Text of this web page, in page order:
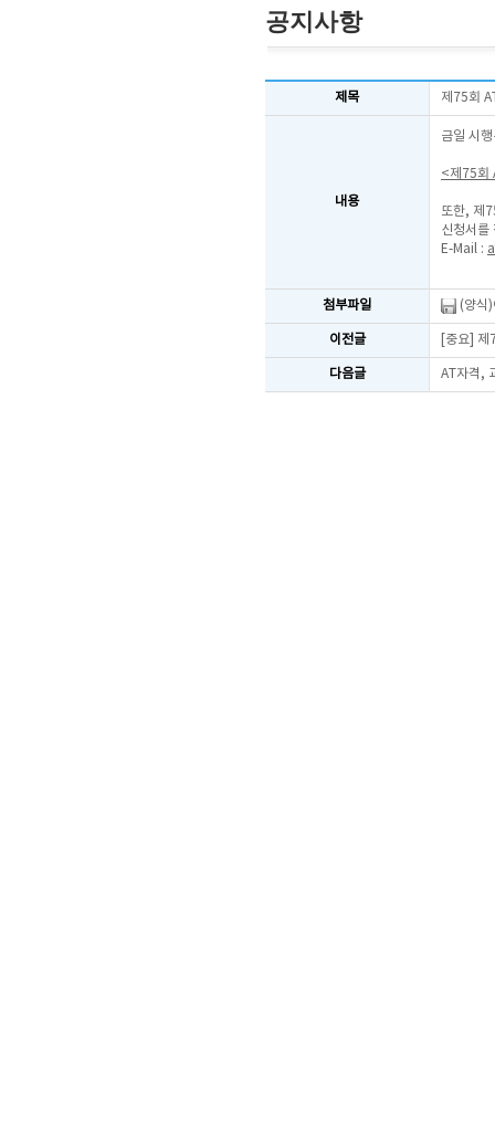
공지사항
제목 제75회
내용
금일 시
<제75회
또한, 제
신청서를
E-Mail :
첨부파일 (양식
이전글 [중요]
다음글 AT자격,